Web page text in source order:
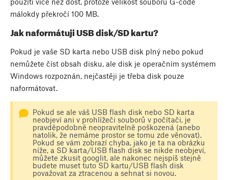
málokdy překročí 100 MB.
Jak naformátuji USB disk/SD kartu?
Pokud je vaše SD karta nebo USB disk plný nebo pokud
nemůžete číst obsah disku, ale disk je operačním systémem
Windows rozpoznán, nejčastěji je třeba disk pouze
naformátovat.
Pokud se ale váš USB flash disk nebo SD karta
neobjeví ani v prohlížeči souborů v počítači, je
pravděpodobně neopravitelně poškozená (anebo
natolik, že nemáme prostor se tomu zde věnovat).
Pokud se vám zobrazí chyba, jako je ta na obrázku
níže, a SD karta/USB flash disk se nikde neobjeví,
můžete zkusit googlit, ale nakonec nejspíš stejně
budete muset tuto SD kartu/USB flash disk
považovat za ztracenou a sehnat si novou.